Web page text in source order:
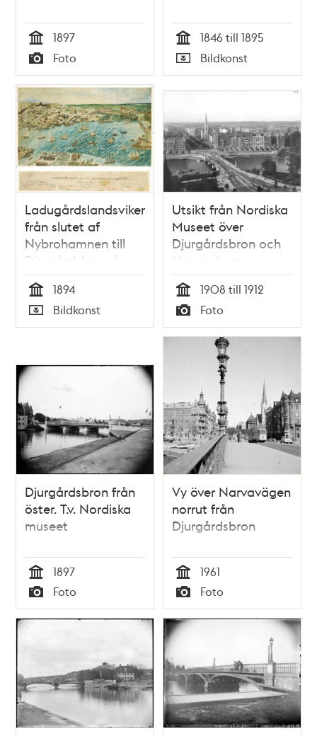
Tid
1897
Typ
Foto Tid
1846 till 1895
Typ
Bildkonst
Ladugårdslandsviken
från slutet af
Nybrohamnen till
Djurgårdsbron år
1840 tecknadt efter
Ungdoms minnet år
1894 af J.L.F.
Tid
1894
Typ
Bildkonst
Utsikt från Nordiska
Museet över
Djurgårdsbron och
Narvavägen
Tid
1908 till 1912
Typ
Foto
Djurgårdsbron från
öster. T.v. Nordiska
museet
Tid
1897
Typ
Foto
Vy över Narvavägen
norrut från
Djurgårdsbron
Tid
1961
Typ
Foto